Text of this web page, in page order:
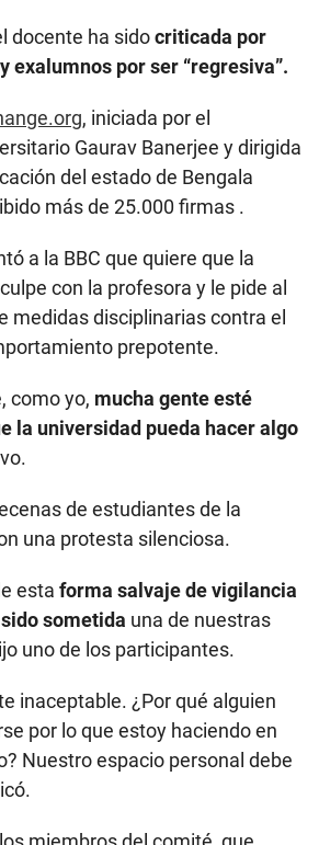
docente ha sidocriticada por
exalumnos por ser “regresiva”.
, iniciada por el
Gaurav Banerjee y dirigida
del estado de Bengala
más de 25.000 firmas .
a la BBC que quiere que la
con la profesora y le pide al
medidas disciplinarias contra el
prepotente.
como yo, mucha gente esté
la universidad pueda hacer algo
de estudiantes de la
una protesta silenciosa.
esta forma salvaje de vigilancia
sometida una de nuestras
uno de los participantes.
inaceptable. ¿Por qué alguien
por lo que estoy haciendo en
Nuestro espacio personal debe